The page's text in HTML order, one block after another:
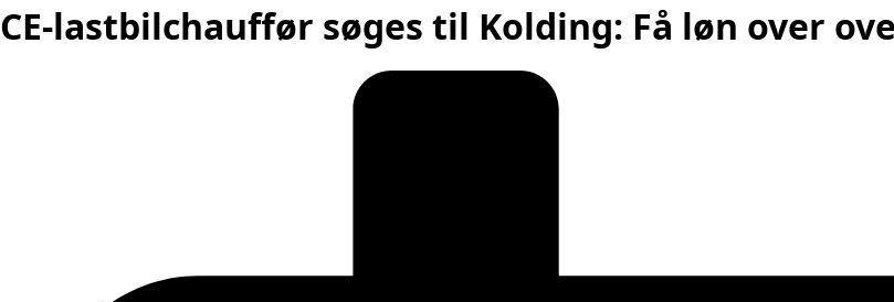
CE-lastbilchauffør søges til Kolding: Få løn over